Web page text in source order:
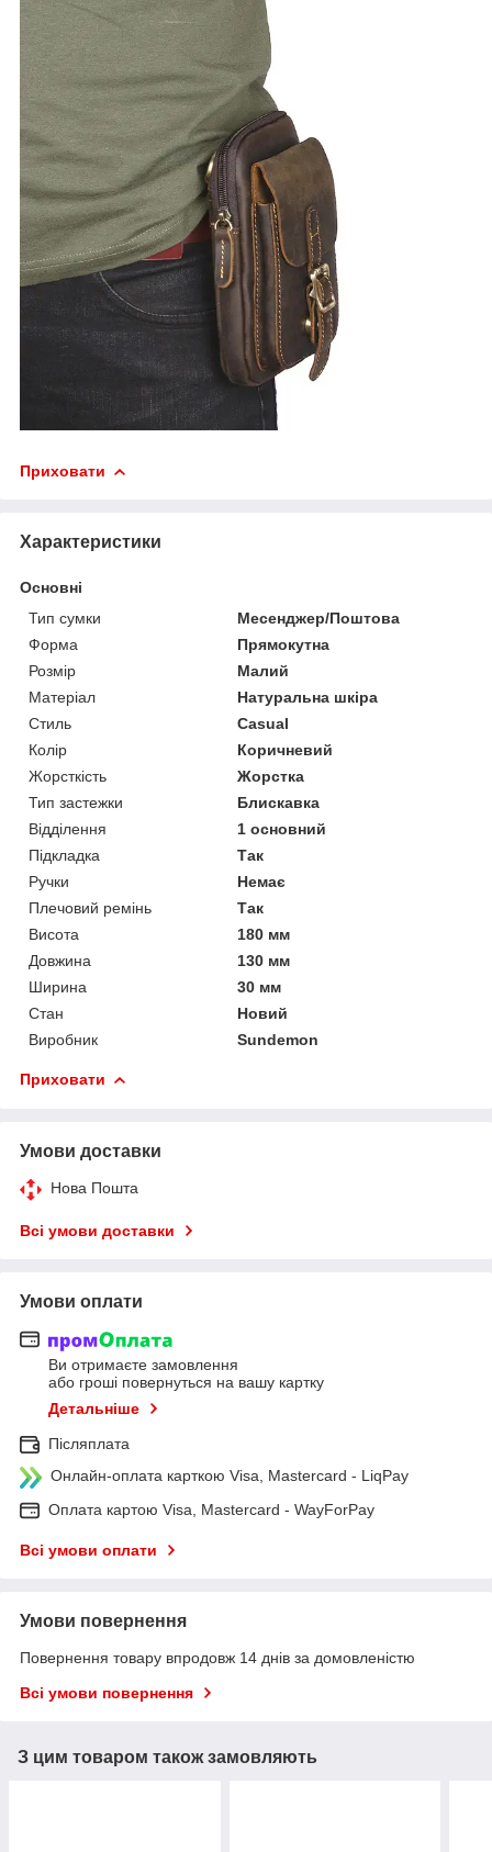
Приховати
Характеристики
Основні
Тип сумки
Месенджер/Поштова
Форма
Прямокутна
Розмір
Малий
Матеріал
Натуральна шкіра
Стиль
Casual
Колір
Коричневий
Жорсткість
Жорстка
Тип застежки
Блискавка
Відділення
1 основний
Підкладка
Так
Ручки
Немає
Плечовий ремінь
Так
Висота
180 мм
Довжина
130 мм
Ширина
30 мм
Стан
Новий
Виробник
Sundemon
Приховати
Умови доставки
Нова Пошта
Всі умови доставки
Умови оплати
Ви отримаєте замовлення
або гроші повернуться на вашу картку
Детальніше
Післяплата
Онлайн-оплата карткою Visa, Mastercard - LiqPay
Оплата картою Visa, Mastercard - WayForPay
Всі умови оплати
Умови повернення
Повернення товару впродовж 14 днів за домовленістю
Всі умови повернення
З цим товаром також замовляють